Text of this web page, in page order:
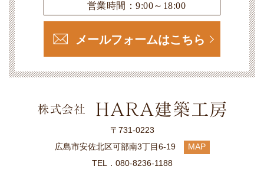
営業時間：9:00～18:00
メールフォームはこちら
〒731-0223
広島市安佐北区可部南3丁目6-19
MAP
TEL．080-8236-1188